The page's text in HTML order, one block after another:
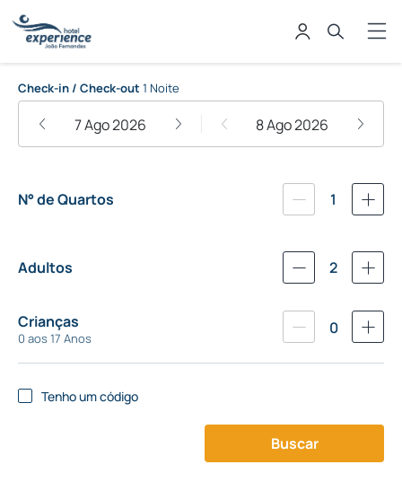
Hotel Experience João Fernandes
Check-in / Check-out 1 Noite
7 Ago 2026 8 Ago 2026
N° de Quartos 1
Adultos 2
Crianças
0 aos 17 Anos
0
Tenho um código
Buscar